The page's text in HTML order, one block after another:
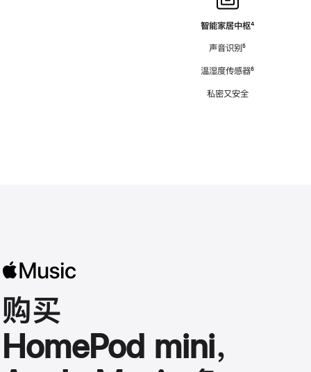
智能家居中枢脚
⁴
声音识别脚
⁵
温湿度传感器脚
⁶
私密又安全
购买
HomePod mini，